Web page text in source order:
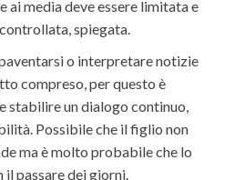
ai media deve essere limitata e
spiegata.
o interpretare notizie
compreso, per questo è
stabilire un dialogo continuo,
Possibile che il figlio non
ma è molto probabile che lo
il passare dei giorni.